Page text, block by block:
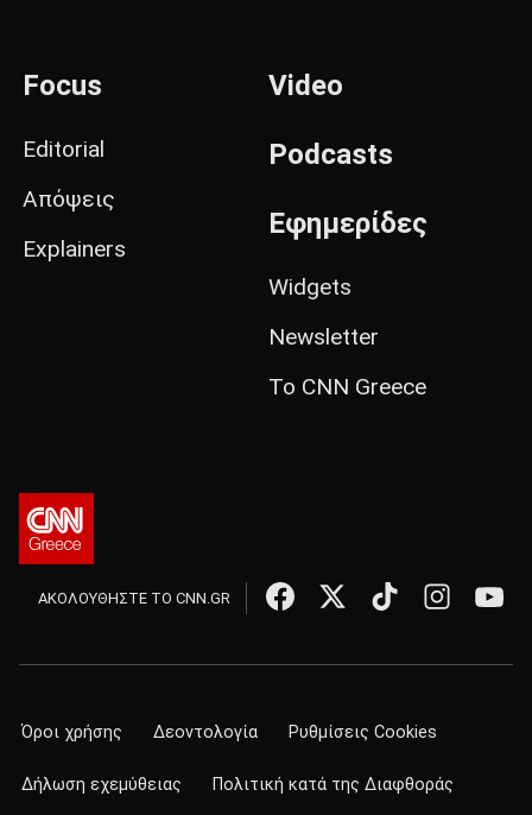
Focus
Editorial
Απόψεις
Explainers
Video
Podcasts
Εφημερίδες
Widgets
Newsletter
Το CNN Greece
ΑΚΟΛΟΥΘΗΣΤΕ ΤΟ CNN.GR
Όροι χρήσης Δεοντολογία Ρυθμίσεις Cookies
Δήλωση εχεμύθειας Πολιτική κατά της Διαφθοράς